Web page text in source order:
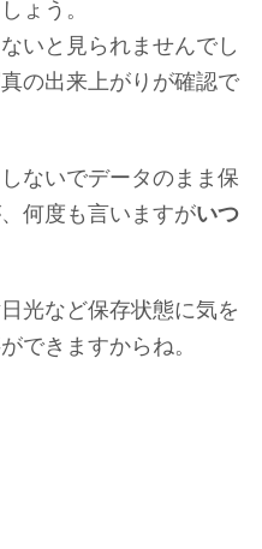
ょう。
いと見られませんでし
の出来上がりが確認で
ないでデータのまま保
何度も言いますがいつ
光など保存状態に気を
できますからね。